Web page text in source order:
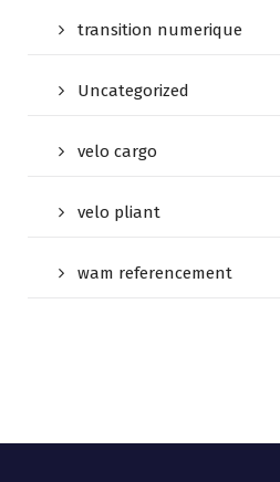
transition numerique
Uncategorized
velo cargo
velo pliant
wam referencement